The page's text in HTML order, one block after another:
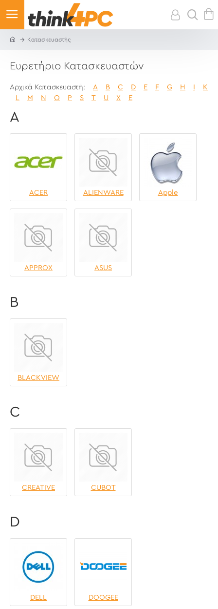
Κατασκευαστής
Ευρετήριο Κατασκευαστών
Αρχικά Κατασκευαστή: A B C D E F G H
K
L
M N O P S T U X Ε
A
ACER ALIENWARE Apple
APPROX ASUS
B
BLACKVIEW
C
CREATIVE CUBOT
D
DELL DOOGEE